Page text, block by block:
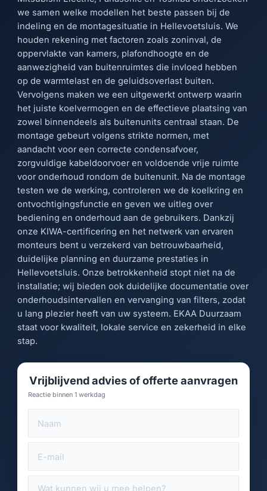
we samen welke modellen het beste passen bij de
indeling en de montagesituatie in Hellevoetsluis. We
houden rekening met factoren zoals zoninval, de
oppervlakte van kamers, plafondhoogte en de
aanwezigheid van buitenruimtes die invloed hebben
op de warmtelast en de geluidsoverlast buiten.
Vervolgens maken we een uitgewerkt ontwerp waarin
het juiste koelvermogen en de effectieve plaatsing van
zowel binnendeels als buitenunits centraal staan. De
montage gebeurt volgens strikte normen, met
aandacht voor een correcte condensafvoer,
zorgvuldige kabeldoorvoer en voldoende vrije ruimte
voor onderhoud rondom de buitenunit. Na de montage
testen we de werking, controleren we de koelkring en
ontvochtigingsfunctie en geven we uitleg over
bediening en onderhoud aan de gebruikers. Dankzij
onze KIWA-certificering en het netwerk van ervaren
monteurs bent u verzekerd van betrouwbaarheid,
duidelijke planning en duurzame prestaties in
Hellevoetsluis. Onze betrokkenheid stopt niet na de
installatie; wij bieden ook duidelijke documentatie over
onderhoudsintervallen en vervanging van filters, zodat
u lang plezier heeft van uw systeem. EKAA Duurzaam
staat voor kwaliteit, lokale service en zekerheid in elke
stap.
Vrijblijvend advies of offerte aanvragen
Reactie binnen 1 werkdag